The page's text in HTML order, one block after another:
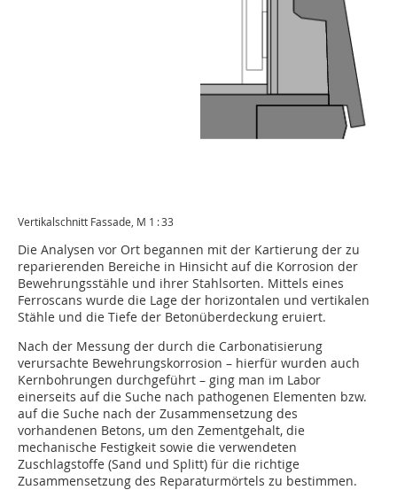
Vertikalschnitt Fassade, M 1 : 33
Die Analysen vor Ort begannen mit der Kartierung der zu
reparierenden Bereiche in Hinsicht auf die Korrosion der
Bewehrungsstähle und ihrer Stahlsorten. Mittels eines
Ferroscans wurde die Lage der horizontalen und vertikalen
Stähle und die Tiefe der Betonüberdeckung eruiert.
Nach der Messung der durch die Carbonatisierung
verursachte Bewehrungskorrosion – hierfür wurden auch
Kernbohrungen durchgeführt – ging man im Labor
einerseits auf die Suche nach pathogenen Elementen bzw.
auf die Suche nach der Zusammensetzung des
vorhandenen Betons, um den Zementgehalt, die
mechanische Festigkeit sowie die verwendeten
Zuschlagstoffe (Sand und Splitt) für die richtige
Zusammensetzung des Reparaturmörtels zu bestimmen.